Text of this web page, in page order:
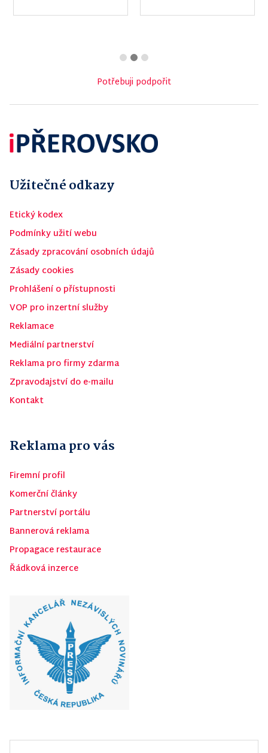
Potřebuji podpořit
Užitečné odkazy
Etický kodex
Podmínky užití webu
Zásady zpracování osobních údajů
Zásady cookies
Prohlášení o přístupnosti
VOP pro inzertní služby
Reklamace
Mediální partnerství
Reklama pro firmy zdarma
Zpravodajství do e-mailu
Kontakt
Reklama pro vás
Firemní profil
Komerční články
Partnerství portálu
Bannerová reklama
Propagace restaurace
Řádková inzerce